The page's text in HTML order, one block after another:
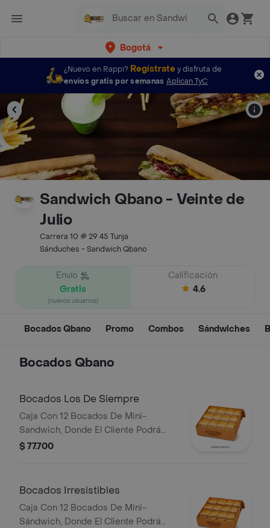
Bogotá
¿Nuevo en Rappi? Regístratey disfruta de
envíos gratis por semanas Aplican TyC
Sandwich Qbano - Veinte de
Julio
Carrera 10 # 29 45 Tunja
Sánduches - Sandwich Qbano
Envío
Gratis
(nuevos usuarios)
Calificación
4.6
Bocados Qbano Promo Combos Sándwiches
Bocados Qbano
Bocados Los De Siempre
Caja Con 12 Bocados De Mini-
Sandwich, Donde El Cliente Podrá
Escoger 3 Sabores Entre Cualquiera
BBQ).
$ 77.700
Bocados Irresistibles
Caja Con 12 Bocados De Mini-
Sándwich, Donde El Cliente Podrá